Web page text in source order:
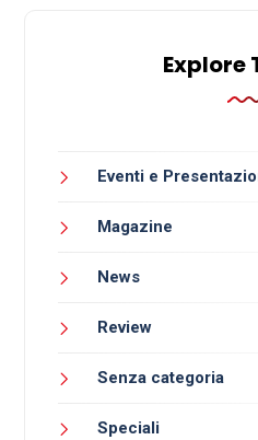
Explore
Eventi e
Magazine
News
Review
Senza categoria
Speciali